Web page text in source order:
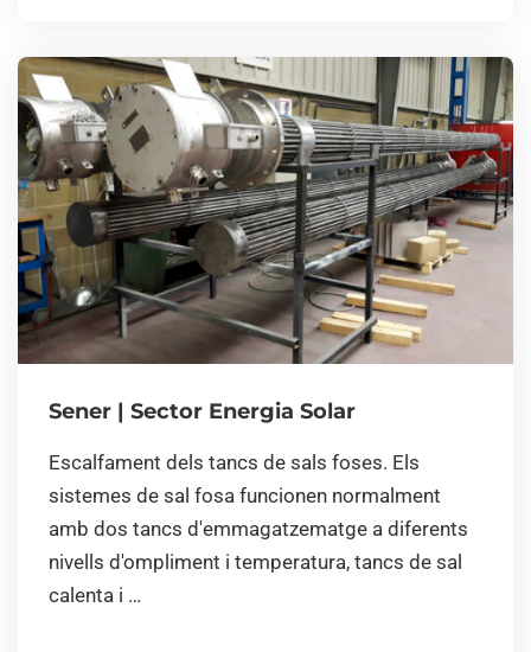
Sener | Sector Energia Solar
Escalfament dels tancs de sals foses. Els
sistemes de sal fosa funcionen normalment
amb dos tancs d'emmagatzematge a diferents
nivells d'ompliment i temperatura, tancs de sal
calenta i …